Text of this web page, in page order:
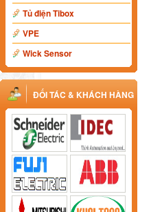
Tủ điện Tibox
VPE
Wick Sensor
ĐỐI TÁC & KHÁCH HÀNG